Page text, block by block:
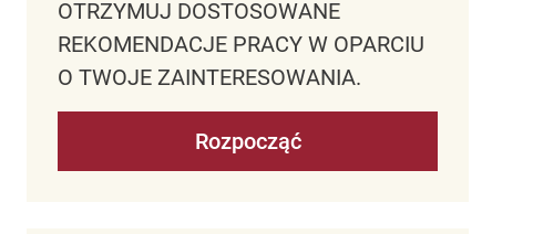
OTRZYMUJ DOSTOSOWANE
REKOMENDACJE PRACY W OPARCIU
O TWOJE ZAINTERESOWANIA.
Rozpocząć